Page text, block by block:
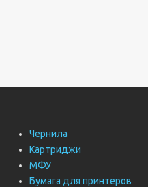
Чернила
Картриджи
МФУ
Бумага для принтеров